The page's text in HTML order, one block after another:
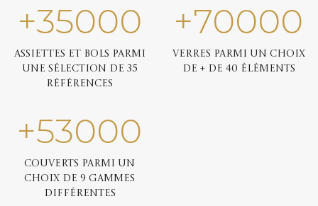
+35000
Assiettes et bols parmi
une sélection de 35
références
+70000
Verres parmi un choix
de + de 40 éléments
+53000
Couverts parmi un
choix de 9 gammes
différentes